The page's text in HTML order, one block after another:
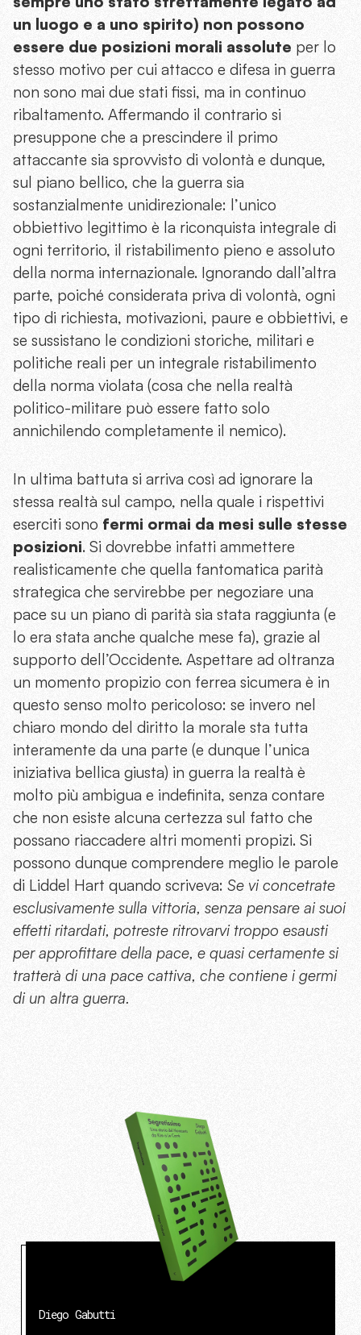
un luogo e a uno spirito) non possono
essere due posizioni morali assolute per lo
stesso motivo per cui attacco e difesa in guerra
non sono mai due stati fissi, ma in continuo
ribaltamento. Affermando il contrario si
presuppone che a prescindere il primo
attaccante sia sprovvisto di volontà e dunque,
sul piano bellico, che la guerra sia
sostanzialmente unidirezionale: l’unico
obbiettivo legittimo è la riconquista integrale di
ogni territorio, il ristabilimento pieno e assoluto
della norma internazionale. Ignorando dall’altra
parte, poiché considerata priva di volontà, ogni
tipo di richiesta, motivazioni, paure e obbiettivi, e
se sussistano le condizioni storiche, militari e
politiche reali per un integrale ristabilimento
della norma violata (cosa che nella realtà
politico-militare può essere fatto solo
annichilendo completamente il nemico).
In ultima battuta si arriva così ad ignorare la
stessa realtà sul campo, nella quale i rispettivi
eserciti sono fermi ormai da mesi sulle stesse
posizioni. Si dovrebbe infatti ammettere
realisticamente che quella fantomatica parità
strategica che servirebbe per negoziare una
pace su un piano di parità sia stata raggiunta (e
lo era stata anche qualche mese fa), grazie al
supporto dell’Occidente. Aspettare ad oltranza
un momento propizio con ferrea sicumera è in
questo senso molto pericoloso: se invero nel
chiaro mondo del diritto la morale sta tutta
interamente da una parte (e dunque l’unica
iniziativa bellica giusta) in guerra la realtà è
molto più ambigua e indefinita, senza contare
che non esiste alcuna certezza sul fatto che
possano riaccadere altri momenti propizi. Si
possono dunque comprendere meglio le parole
di Liddel Hart quando scriveva: Se vi concetrate
esclusivamente sulla vittoria, senza pensare ai suoi
effetti ritardati, potreste ritrovarvi troppo esausti
per approfittare della pace, e quasi certamente si
tratterà di una pace cattiva, che contiene i germi
di un altra guerra.
Diego Gabutti